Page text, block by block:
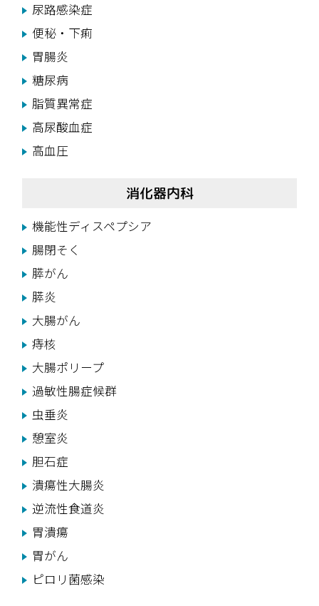
尿路感染症
便秘・下痢
胃腸炎
糖尿病
脂質異常症
高尿酸血症
高血圧
消化器内科
機能性ディスペプシア
腸閉そく
膵がん
膵炎
大腸がん
痔核
大腸ポリープ
過敏性腸症候群
虫垂炎
憩室炎
胆石症
潰瘍性大腸炎
逆流性食道炎
胃潰瘍
胃がん
ピロリ菌感染